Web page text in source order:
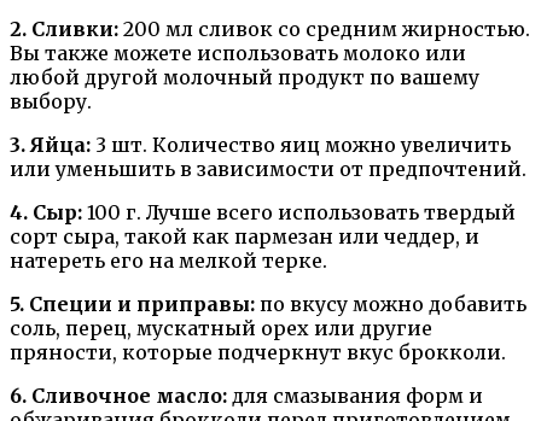
2. Сливки: 200 мл сливок со средним жирностью.
Вы также можете использовать молоко или
любой другой молочный продукт по вашему
выбору.
3. Яйца: 3 шт. Количество яиц можно увеличить
или уменьшить в зависимости от предпочтений.
4. Сыр: 100 г. Лучше всего использовать твердый
сорт сыра, такой как пармезан или чеддер, и
натереть его на мелкой терке.
5. Специи и приправы: по вкусу можно добавить
соль, перец, мускатный орех или другие
пряности, которые подчеркнут вкус брокколи.
6. Сливочное масло: для смазывания форм и